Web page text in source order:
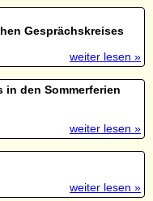
Gesprächskreises
weiter lesen »
den Sommerferien
weiter lesen »
weiter lesen »